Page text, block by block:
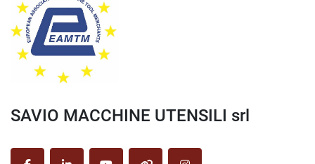
SAVIO MACCHINE UTENSILI srl